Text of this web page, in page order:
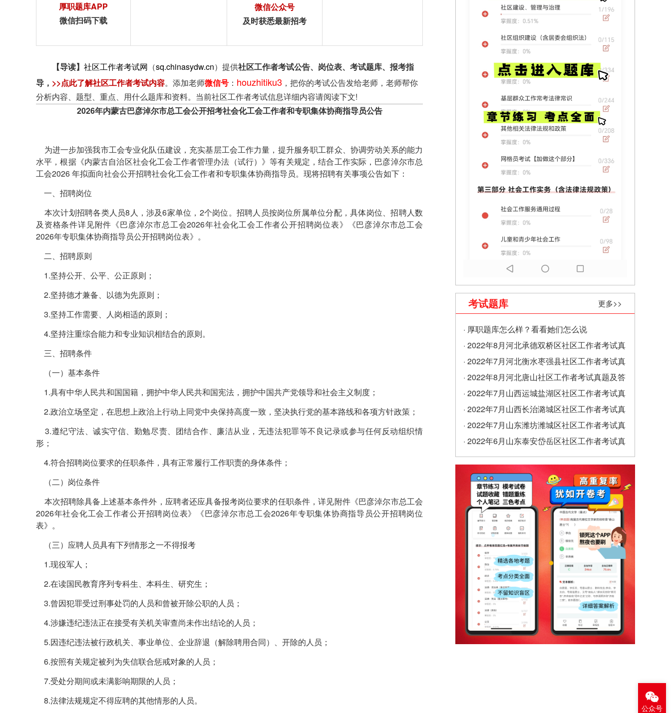
厚职题库APP
微信扫码下载
微信公众号
及时获悉最新招考
【导读】 社区工作者考试网 （sq.chinasydw.cn）提供社区工作者考试公告、岗位表、考试题库、报考指
导 ， >>点此了解社区工作者考试内容。添加老师微信号 ： houzhitiku3 ，把你的考试公告发给老师，老师帮你
分析内容、题型、重点、用什么题库和资料。当前社区工作者考试信息详细内容请阅读下文!
2026年内蒙古巴彦淖尔市总工会公开招考社会化工会工作者和专职集体协商指导员公告
为进一步加强我市工会专业化队伍建设，充实基层工会工作力量，提升服务职工群众、协调劳动关系的能力
水平，根据《内蒙古自治区社会化工会工作者管理办法（试行）》等有关规定，结合工作实际，巴彦淖尔市总
工会2026 年拟面向社会公开招聘社会化工会工作者和专职集体协商指导员。现将招聘有关事项公告如下：
一、招聘岗位
本次计划招聘各类人员8人，涉及6家单位，2个岗位。招聘人员按岗位所属单位分配，具体岗位、招聘人数
及资格条件详见附件《巴彦淖尔市总工会2026年社会化工会工作者公开招聘岗位表》《巴彦淖尔市总工会
2026年专职集体协商指导员公开招聘岗位表》。
二、招聘原则
1.坚持公开、公平、公正原则；
2.坚持德才兼备、以德为先原则；
3.坚持工作需要、人岗相适的原则；
4.坚持注重综合能力和专业知识相结合的原则。
三、招聘条件
（一）基本条件
1.具有中华人民共和国国籍，拥护中华人民共和国宪法，拥护中国共产党领导和社会主义制度；
2.政治立场坚定，在思想上政治上行动上同党中央保持高度一致，坚决执行党的基本路线和各项方针政策；
3.遵纪守法、诚实守信、勤勉尽责、团结合作、廉洁从业，无违法犯罪等不良记录或参与任何反动组织情
形；
4.符合招聘岗位要求的任职条件，具有正常履行工作职责的身体条件；
（二）岗位条件
本次招聘除具备上述基本条件外，应聘者还应具备报考岗位要求的任职条件，详见附件《巴彦淖尔市总工会
2026年社会化工会工作者公开招聘岗位表》《巴彦淖尔市总工会2026年专职集体协商指导员公开招聘岗位
表》。
（三）应聘人员具有下列情形之一不得报考
1.现役军人；
2.在读国民教育序列专科生、本科生、研究生；
3.曾因犯罪受过刑事处罚的人员和曾被开除公职的人员；
4.涉嫌违纪违法正在接受有关机关审查尚未作出结论的人员；
5.因违纪违法被行政机关、事业单位、企业辞退（解除聘用合同）、开除的人员；
6.按照有关规定被列为失信联合惩戒对象的人员；
7.受处分期间或未满影响期限的人员；
8.法律法规规定不得应聘的其他情形的人员。
考试题库 更多>>
· 厚职题库怎么样？看看她们怎么说
· 2022年8月河北承德双桥区社区工作者考试真
题及答案（精选）
· 2022年7月河北衡水枣强县社区工作者考试真
题及答案
· 2022年8月河北唐山社区工作者考试真题及答
案
· 2022年7月山西运城盐湖区社区工作者考试真
题及答案
· 2022年7月山西长治潞城区社区工作者考试真
题及答案
· 2022年7月山东潍坊潍城区社区工作者考试真
题及答案
· 2022年6月山东泰安岱岳区社区工作者考试真
题及答案（精选）
公众号